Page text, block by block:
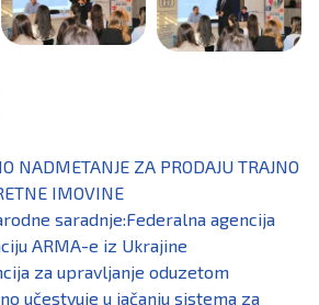
NADMETANJE ZA PRODAJU TRAJNO
IMOVINE
saradnje:Federalna agencija
ARMA-e iz Ukrajine
za upravljanje oduzetom
učestvuje u jačanju sistema za